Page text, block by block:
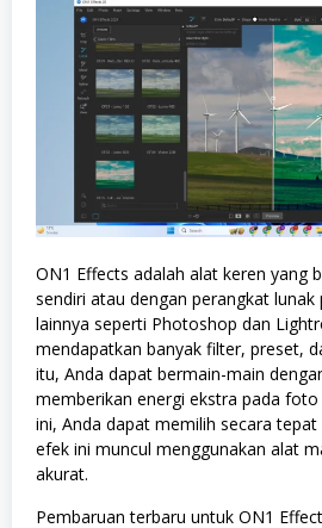
ON1 Effects adalah alat keren yang
sendiri atau dengan perangkat
lainnya seperti Photoshop dan
mendapatkan banyak filter, preset,
itu, Anda dapat bermain-main
memberikan energi ekstra pada
ini, Anda dapat memilih secara
efek ini muncul menggunakan alat
akurat.
Pembaruan terbaru untuk ON1